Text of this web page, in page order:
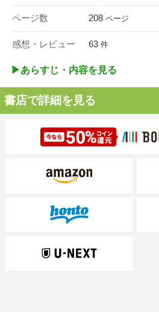
ページ数 208 ページ
感想・レビュー 63 件
▶︎あらすじ・内容を見る
書店で詳細を見る